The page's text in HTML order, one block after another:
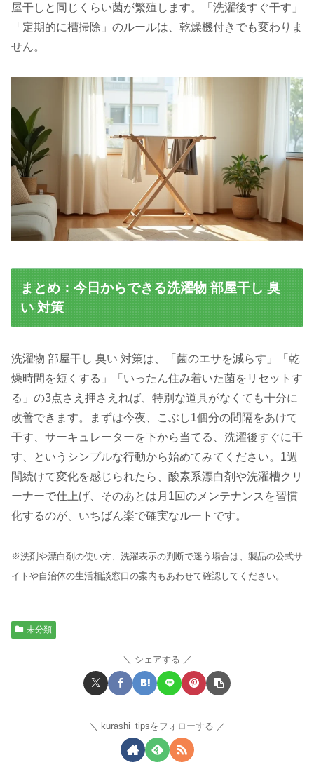
屋干しと同じくらい菌が繁殖します。「洗濯後すぐ干す」
「定期的に槽掃除」のルールは、乾燥機付きでも変わりま
せん。
まとめ：今日からできる洗濯物 部屋干し 臭
い 対策
洗濯物 部屋干し 臭い 対策は、「菌のエサを減らす」「乾
燥時間を短くする」「いったん住み着いた菌をリセットす
る」の3点さえ押さえれば、特別な道具がなくても十分に
改善できます。まずは今夜、こぶし1個分の間隔をあけて
干す、サーキュレーターを下から当てる、洗濯後すぐに干
す、というシンプルな行動から始めてみてください。1週
間続けて変化を感じられたら、酸素系漂白剤や洗濯槽クリ
ーナーで仕上げ、そのあとは月1回のメンテナンスを習慣
化するのが、いちばん楽で確実なルートです。
※洗剤や漂白剤の使い方、洗濯表示の判断で迷う場合は、製品の公式サ
イトや自治体の生活相談窓口の案内もあわせて確認してください。
未分類
シェアする
kurashi_tipsをフォローする